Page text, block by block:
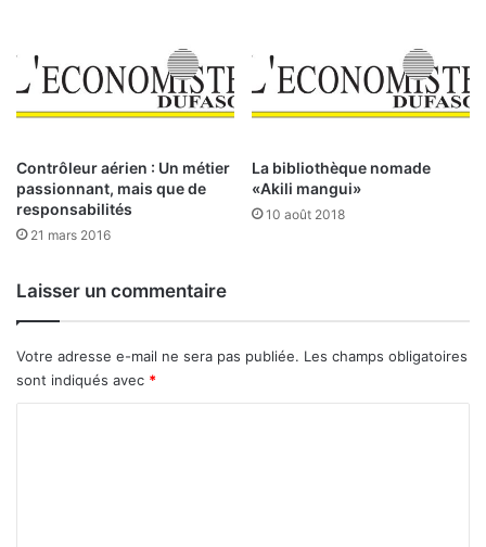
é
a
e
c
A
d
a
S
o
r
m
a
u
e
t
t
L
’
Contrôleur aérien : Un métier
passionnant, mais que de
responsabilités
21 mars 2016
La bibliothèque nomade
«Akili mangui»
10 août 2018
Laisser un commentaire
Votre adresse e-mail ne sera pas publiée. Les champs obligatoires
sont indiqués avec *